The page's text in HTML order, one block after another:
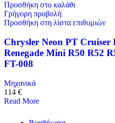
Προσθήκη στο καλάθι
Γρήγορη προβολή
Προσθήκη στη λίστα επιθυμιών
Chrysler Neon PT Cruiser
Renegade Mini R50 R52
FT-008
Μηχανικά
114 €
Read More